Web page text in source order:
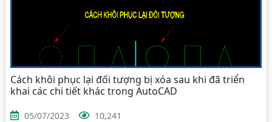
Cách khôi phục lại đối tượng bị xóa sau khi đã triển
khai các chi tiết khác trong AutoCAD
05/07/2023 10,241